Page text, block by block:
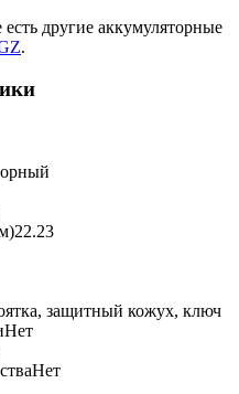
другие аккумуляторные
.
22.23
защитный кожух, ключ
Нет
Нет